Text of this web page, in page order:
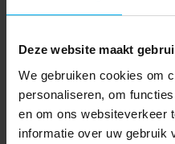
Deze website maakt
We gebruiken cookies om
personaliseren, om
en om ons websiteverkeer
informatie over uw gebruik